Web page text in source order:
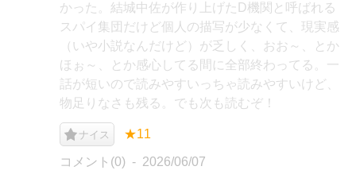
かった。結城中佐が作り上げたD機関と呼ばれる
スパイ集団だけど個人の描写が少なくて、現実感
（いや小説なんだけど）が乏しく、おお～、とか
ほぉ～、とか感心してる間に全部終わってる。一
話が短いので読みやすいっちゃ読みやすいけど、
物足りなさも残る。でも次も読むぞ！
ナイス ★11
コメント(0) 2026/06/07